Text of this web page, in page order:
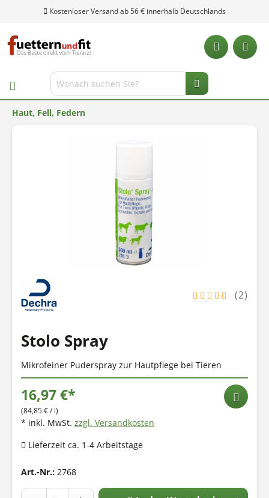
Kostenloser Versand ab 56 € innerhalb Deutschlands
Haut, Fell, Federn
(2)
Stolo Spray
Mikrofeiner Puderspray zur Hautpflege bei Tieren
16,97 €*
(84,85 € / l)
* inkl. MwSt. zzgl. Versandkosten
Lieferzeit ca. 1-4 Arbeitstage
Art.-Nr.: 2768